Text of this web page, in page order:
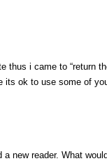
i came to “return
its ok to use some of
new reader. What